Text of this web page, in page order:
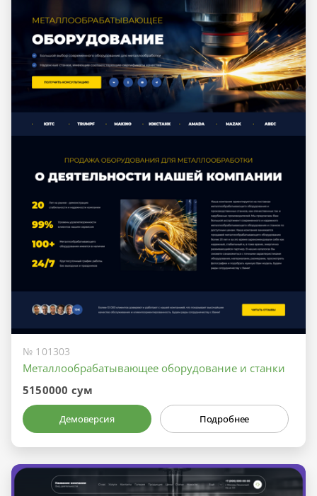
№ 101303
Металлообрабатывающее оборудование и станки
5150000 сум
Демоверсия Подробнее